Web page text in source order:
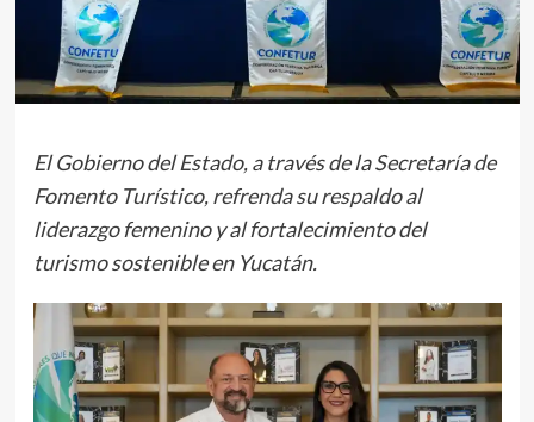
El Gobierno del Estado, a través de la Secretaría de
Fomento Turístico, refrenda su respaldo al
liderazgo femenino y al fortalecimiento del
turismo sostenible en Yucatán.